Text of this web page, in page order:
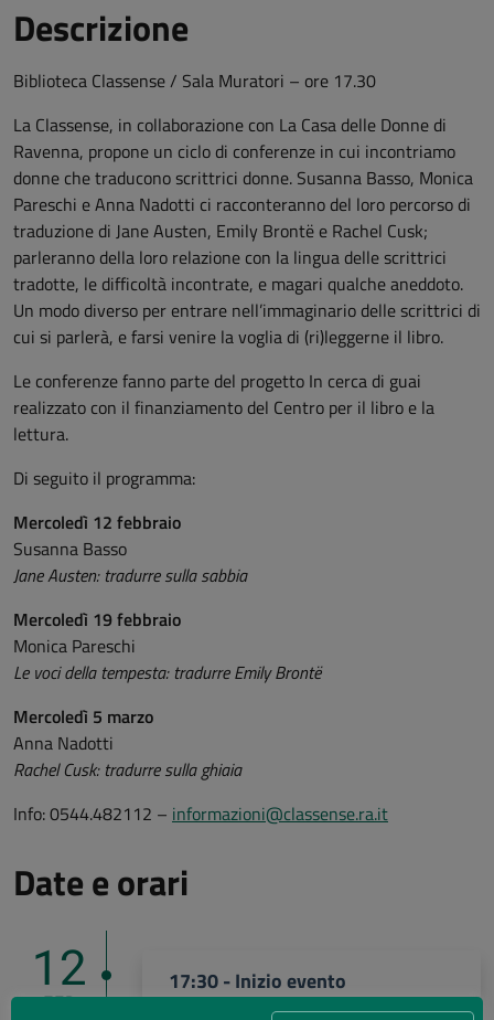
Descrizione
Biblioteca Classense / Sala Muratori – ore 17.30
La Classense, in collaborazione con La Casa delle Donne di
Ravenna, propone un ciclo di conferenze in cui incontriamo
donne che traducono scrittrici donne. Susanna Basso, Monica
Pareschi e Anna Nadotti ci racconteranno del loro percorso di
traduzione di Jane Austen, Emily Brontë e Rachel Cusk;
parleranno della loro relazione con la lingua delle scrittrici
tradotte, le difficoltà incontrate, e magari qualche aneddoto.
Un modo diverso per entrare nell’immaginario delle scrittrici di
cui si parlerà, e farsi venire la voglia di (ri)leggerne il libro.
Le conferenze fanno parte del progetto In cerca di guai
realizzato con il finanziamento del Centro per il libro e la
lettura.
Di seguito il programma:
Mercoledì 12 febbraio
Susanna Basso
Jane Austen: tradurre sulla sabbia
Mercoledì 19 febbraio
Monica Pareschi
Le voci della tempesta: tradurre Emily Brontë
Mercoledì 5 marzo
Anna Nadotti
Rachel Cusk: tradurre sulla ghiaia
Info: 0544.482112 – informazioni@classense.ra.it
Date e orari
12
FEB
17:30 - Inizio evento